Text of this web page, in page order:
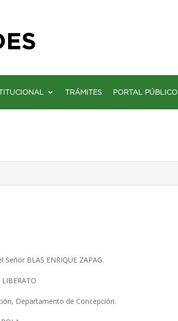
TRÁMITES PORTAL PÚBLICO
Señor BLAS ENRIQUE ZAPAG.
LIBERATO
Departamento de Concepción.